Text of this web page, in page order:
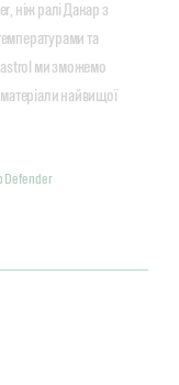
ніж ралі Дакар з
та
ми зможемо
найвищої
Defender